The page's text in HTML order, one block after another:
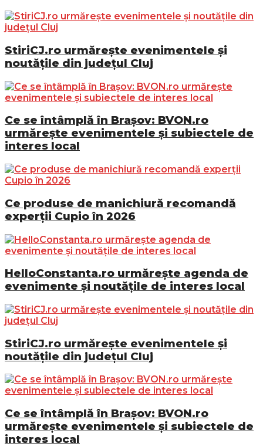
StiriCJ.ro urmărește evenimentele și
noutățile din județul Cluj
Ce se întâmplă în Brașov: BVON.ro
urmărește evenimentele și subiectele de
interes local
Ce produse de manichiură recomandă
experții Cupio în 2026
HelloConstanta.ro urmărește agenda de
evenimente și noutățile de interes local
StiriCJ.ro urmărește evenimentele și
noutățile din județul Cluj
Ce se întâmplă în Brașov: BVON.ro
urmărește evenimentele și subiectele de
interes local